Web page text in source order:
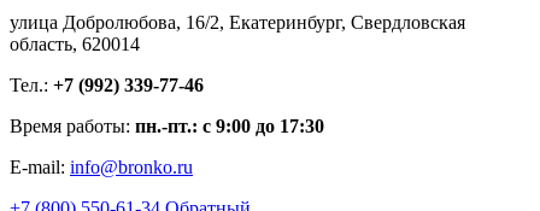
улица Добролюбова, 16/2, Екатеринбург, Свердловская
область, 620014
Тел.: +7 (992) 339-77-46
Время работы: пн.-пт.: с 9:00 до 17:30
E-mail: info@bronko.ru